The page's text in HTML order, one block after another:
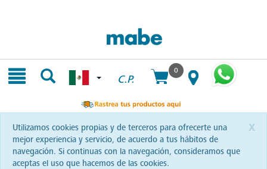
C.P.
0
x
Utilizamos cookies propias y de terceros para ofrecerte una
mejor experiencia y servicio, de acuerdo a tus hábitos de
navegación. Si continuas con la navegación, consideramos que
aceptas el uso que hacemos de las cookies.